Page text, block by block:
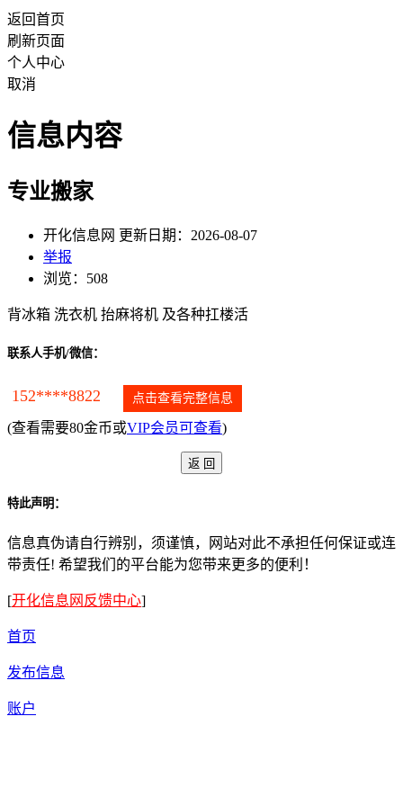
返回首页
刷新页面
个人中心
取消
信息内容
专业搬家
开化信息网 更新日期：2026-08-07
举报
浏览：508
背冰箱 洗衣机 抬麻将机 及各种扛楼活
联系人手机/微信：
152****8822 点击查看完整信息
(查看需要80金币或VIP会员可查看)
特此声明：
信息真伪请自行辨别，须谨慎，网站对此不承担任何保证或连
带责任! 希望我们的平台能为您带来更多的便利！
[开化信息网反馈中心]
首页
发布信息
账户